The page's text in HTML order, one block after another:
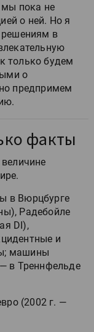
мы пока не
о ней. Но я
решениям в
только будем
о
предпримем
факты
в Вюрцбурге
Радебойле
DI),
и
машины
в Треннфельде
(2002 г. —